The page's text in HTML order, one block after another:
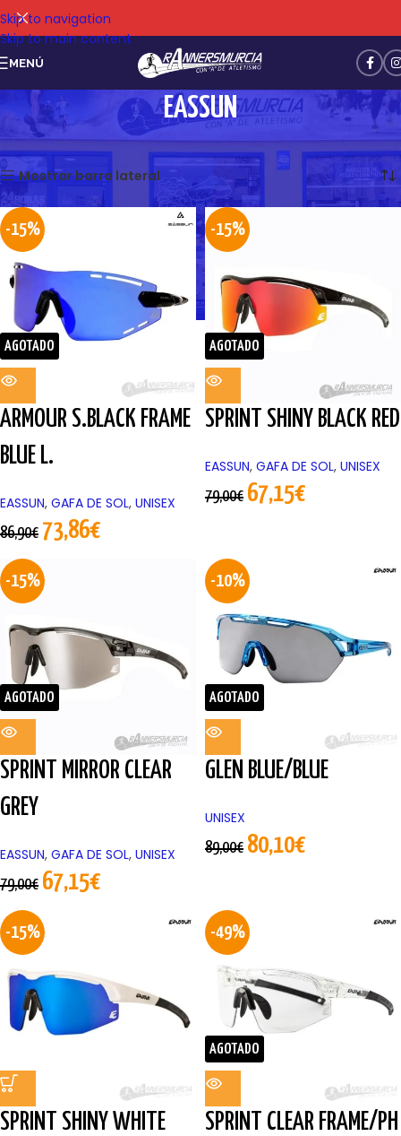
Skip to navigation
Skip to main content
MENÚ
EASSUN
Mostrando 1–12 de 19 resultados
Mostrar barra lateral
-15%
AGOTADO
ARMOUR S.BLACK FRAME
BLUE L.
EASSUN, GAFA DE SOL, UNISEX
86,90€ 73,86€
-15%
AGOTADO
SPRINT SHINY BLACK RED
EASSUN, GAFA DE SOL, UNISEX
79,00€ 67,15€
-15%
AGOTADO
SPRINT MIRROR CLEAR
GREY
EASSUN, GAFA DE SOL, UNISEX
79,00€ 67,15€
-10%
AGOTADO
GLEN BLUE/BLUE
UNISEX
89,00€ 80,10€
-15%
SPRINT SHINY WHITE
-49%
AGOTADO
SPRINT CLEAR FRAME/PH